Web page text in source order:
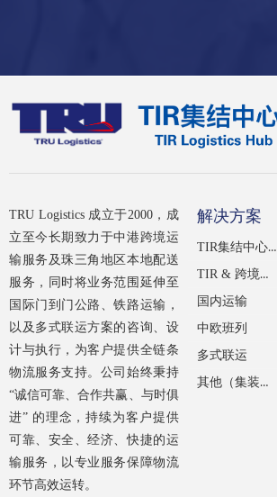
TRU Logistics 成立于2000，成
立至今长期致力于中港跨境运
输服务及珠三角地区本地配送
服务，同时将业务范围延伸至
国际门到门公路、铁路运输，
以及多式联运方案的咨询、设
计与执行，为客户提供全链条
物流服务支持。公司始终秉持
“诚信可靠、合作共赢、与时俱
进” 的理念，持续为客户提供
可靠、安全、经济、快捷的运
输服务，以专业服务保障物流
环节高效运转。
解决方案
TIR集结中心（经IRU认证）
TIR & 跨境公路运输
国内运输
中欧班列
多式联运
其他（集装箱租赁）